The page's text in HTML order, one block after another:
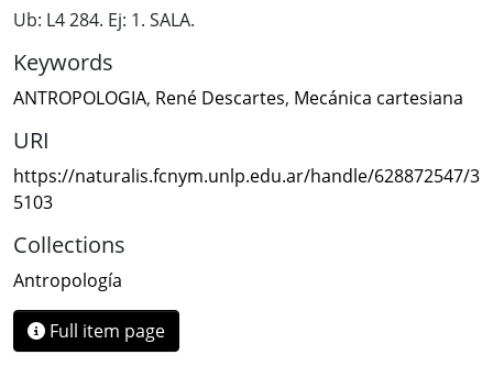
Ub: L4 284. Ej: 1. SALA.
Keywords
ANTROPOLOGIA, René Descartes, Mecánica cartesiana
URI
https://naturalis.fcnym.unlp.edu.ar/handle/628872547/3
5103
Collections
Antropología
Full item page